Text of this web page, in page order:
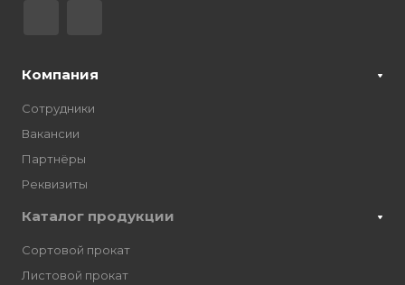
Компания
Сотрудники
Вакансии
Партнёры
Реквизиты
Каталог продукции
Сортовой прокат
Листовой прокат